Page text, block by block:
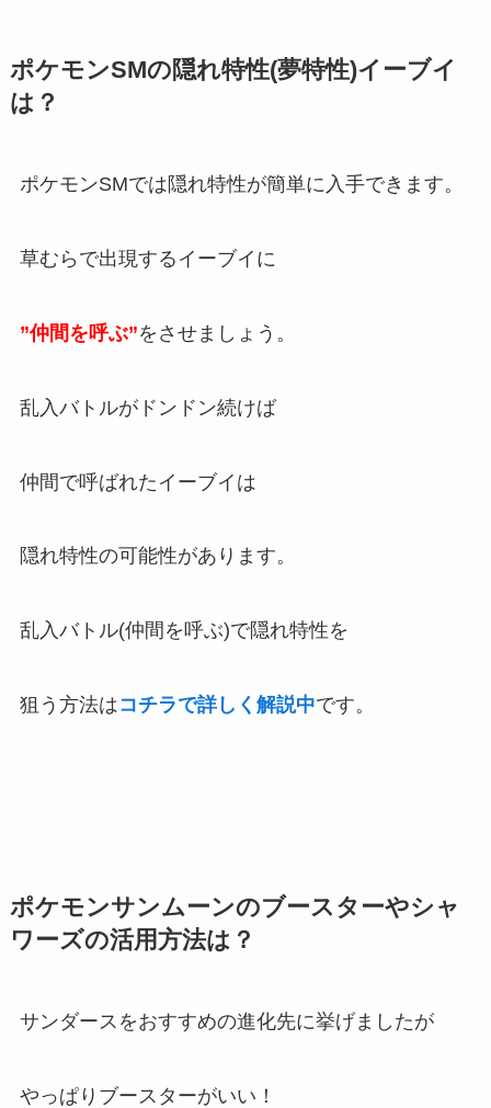
ポケモンSMの隠れ特性(夢特性)イーブイ
は？
ポケモンSMでは隠れ特性が簡単に入手できます。
草むらで出現するイーブイに
”仲間を呼ぶ”をさせましょう。
乱入バトルがドンドン続けば
仲間で呼ばれたイーブイは
隠れ特性の可能性があります。
乱入バトル(仲間を呼ぶ)で隠れ特性を
狙う方法はコチラで詳しく解説中です。
ポケモンサンムーンのブースターやシャ
ワーズの活用方法は？
サンダースをおすすめの進化先に挙げましたが
やっぱりブースターがいい！